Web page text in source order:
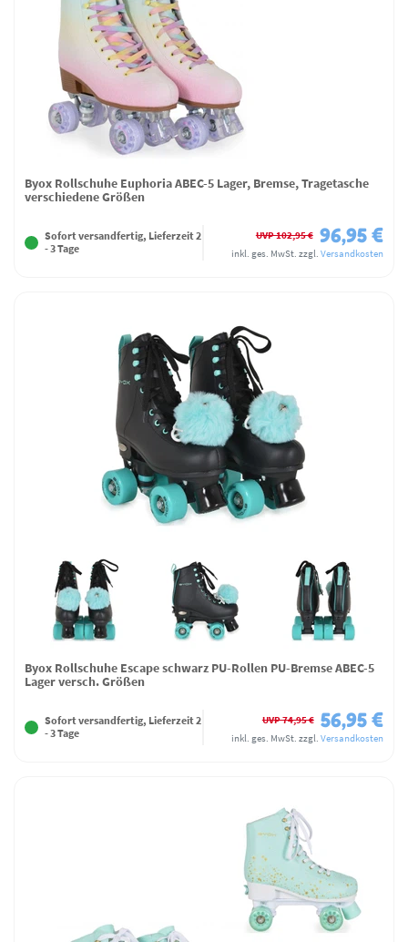
Byox Rollschuhe Euphoria ABEC-5 Lager, Bremse, Tragetasche
verschiedene Größen
Sofort versandfertig, Lieferzeit 2
- 3 Tage
UVP 102,95 € 96,95 €
inkl. ges. MwSt. zzgl. Versandkosten
Byox Rollschuhe Escape schwarz PU-Rollen PU-Bremse ABEC-5
Lager versch. Größen
Sofort versandfertig, Lieferzeit 2
- 3 Tage
UVP 74,95 € 56,95 €
inkl. ges. MwSt. zzgl. Versandkosten